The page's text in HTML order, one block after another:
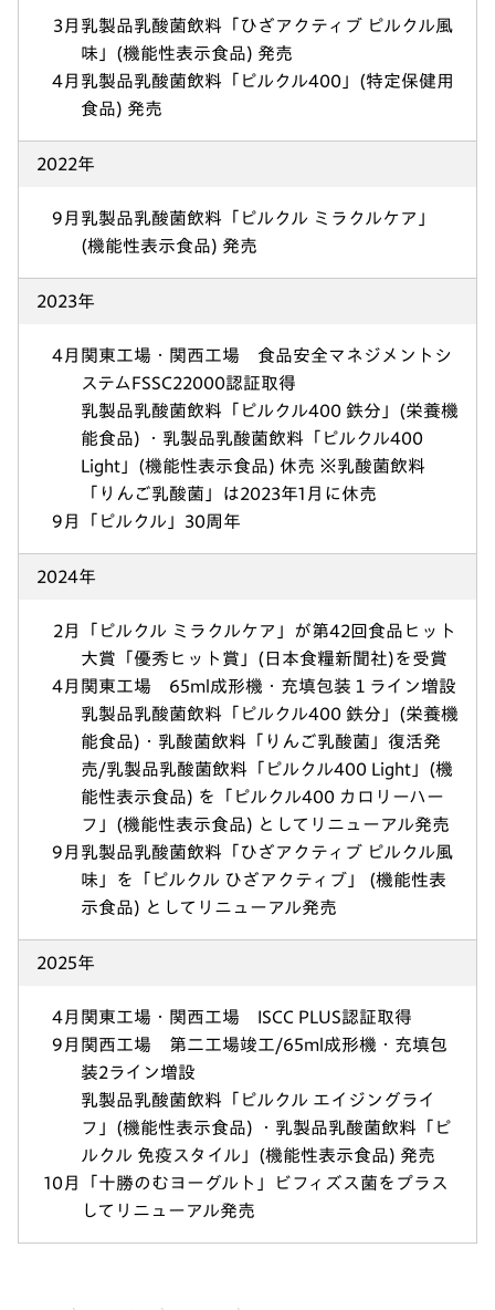
3月 乳製品乳酸菌飲料「ひざアクティブ ピルクル風
味」(機能性表示食品) 発売
4月 乳製品乳酸菌飲料「ピルクル400」(特定保健用
食品) 発売
2022年
9月 乳製品乳酸菌飲料「ピルクル ミラクルケア」
(機能性表示食品) 発売
2023年
4月 関東工場・関西工場 食品安全マネジメントシ
ステムFSSC22000認証取得
乳製品乳酸菌飲料「ピルクル400 鉄分」(栄養機
能食品) ・乳製品乳酸菌飲料「ピルクル400
Light」(機能性表示食品) 休売 ※乳酸菌飲料
「りんご乳酸菌」は2023年1月に休売
9月
「ピルクル」30周年
2024年
2月
「ピルクル ミラクルケア」が第42回食品ヒット
大賞「優秀ヒット賞」(日本食糧新聞社)を受賞
4月 関東工場 65ml成形機・充填包装１ライン増設
乳製品乳酸菌飲料「ピルクル400 鉄分」(栄養機
能食品)・乳酸菌飲料「りんご乳酸菌」復活発
売/乳製品乳酸菌飲料「ピルクル400 Light」(機
能性表示食品) を「ピルクル400 カロリーハー
フ」(機能性表示食品) としてリニューアル発売
9月 乳製品乳酸菌飲料「ひざアクティブ ピルクル風
味」を「ピルクル ひざアクティブ」 (機能性表
示食品) としてリニューアル発売
2025年
4月 関東工場・関西工場 ISCC PLUS認証取得
9月 関西工場 第二工場竣工/65ml成形機・充填包
装2ライン増設
乳製品乳酸菌飲料「ピルクル エイジングライ
フ」(機能性表示食品) ・乳製品乳酸菌飲料「ピ
ルクル 免疫スタイル」(機能性表示食品) 発売
10月
「十勝のむヨーグルト」ビフィズス菌をプラス
してリニューアル発売